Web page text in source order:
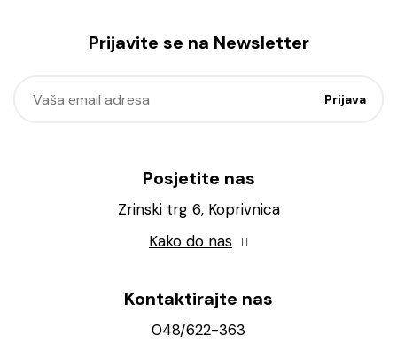
Prijavite se na Newsletter
Posjetite nas
Zrinski trg 6, Koprivnica
Kako do nas
Kontaktirajte nas
048/622-363